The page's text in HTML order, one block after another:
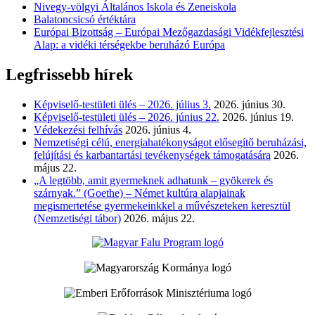
Nivegy-völgyi Általános Iskola és Zeneiskola
Balatoncsicsó értéktára
Európai Bizottság – Európai Mezőgazdasági Vidékfejlesztési
Alap: a vidéki térségekbe beruházó Európa
Legfrissebb hírek
Képviselő-testületi ülés – 2026. július 3. 2026. június 30.
Képviselő-testületi ülés – 2026. június 22. 2026. június 19.
Védekezési felhívás 2026. június 4.
Nemzetiségi célú, energiahatékonyságot elősegítő beruházási,
felújítási és karbantartási tevékenységek támogatására 2026.
május 22.
„A legtöbb, amit gyermeknek adhatunk – gyökerek és
szárnyak.” (Goethe) – Német kultúra alapjainak
megismertetése gyermekeinkkel a művészeteken keresztül
(Nemzetiségi tábor) 2026. május 22.